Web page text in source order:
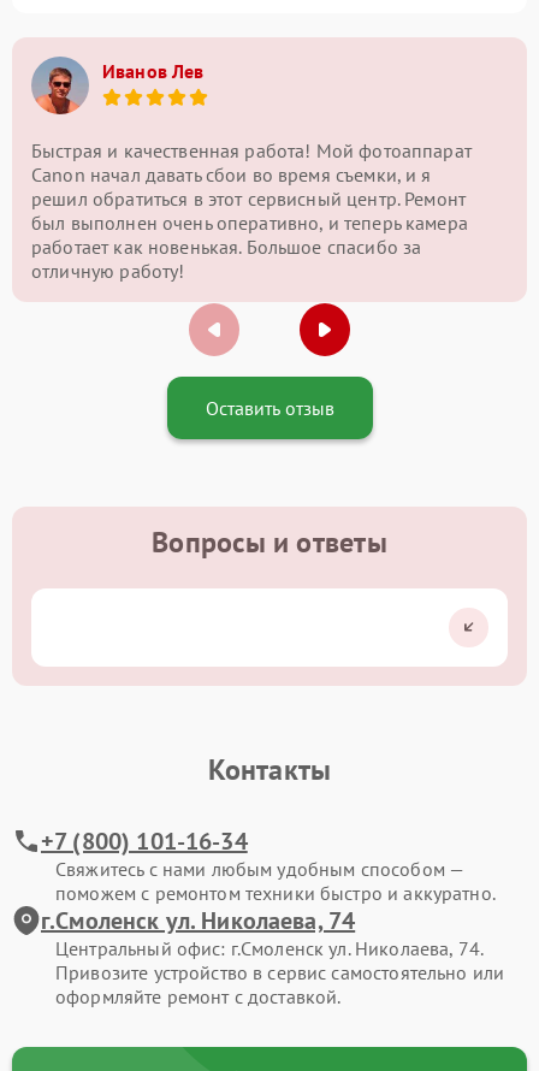
Иванов Лев
Быстрая и качественная работа! Мой фотоаппарат
Canon начал давать сбои во время съемки, и я
решил обратиться в этот сервисный центр. Ремонт
был выполнен очень оперативно, и теперь камера
работает как новенькая. Большое спасибо за
отличную работу!
Оставить отзыв
Вопросы и ответы
Контакты
+7 (800) 101-16-34
Свяжитесь с нами любым удобным способом —
поможем с ремонтом техники быстро и аккуратно.
г.Смоленск ул. Николаева, 74
Центральный офис: г.Смоленск ул. Николаева, 74.
Привозите устройство в сервис самостоятельно или
оформляйте ремонт с доставкой.